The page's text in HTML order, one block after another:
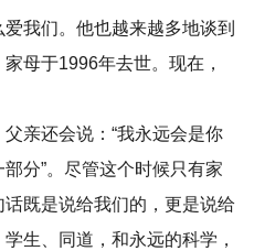
我们。他也越来越多地谈到
母于1996年去世。现在，
亲还会说：“我永远会是你
分”。尽管这个时候只有家
既是说给我们的，更是说给
生、同道，和永远的科学，